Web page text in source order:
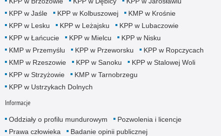
KPP w Jaśle
KPP w Kolbuszowej
KMP w Krośnie
KPP w Lesku
KPP w Leżajsku
KPP w Lubaczowie
KPP w Łańcucie
KPP w Mielcu
KPP w Nisku
KMP w Przemyślu
KPP w Przeworsku
KPP w Ropczycach
KMP w Rzeszowie
KPP w Sanoku
KPP w Stalowej Woli
KPP w Strzyżowie
KMP w Tarnobrzegu
KPP w Ustrzykach Dolnych
Informacje
Oddziały o profilu mundurowym
Pozwolenia i licencje
Prawa człowieka
Badanie opinii publicznej